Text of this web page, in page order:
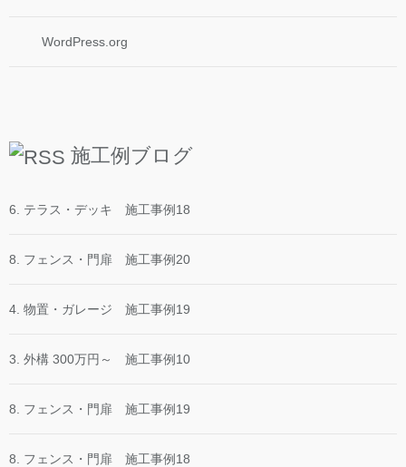
WordPress.org
施工例ブログ
6. テラス・デッキ 施工事例18
8. フェンス・門扉 施工事例20
4. 物置・ガレージ 施工事例19
3. 外構 300万円～ 施工事例10
8. フェンス・門扉 施工事例19
8. フェンス・門扉 施工事例18